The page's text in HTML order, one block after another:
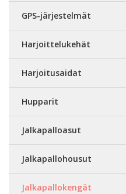
GPS-järjestelmät
Harjoittelukehät
Harjoitusaidat
Hupparit
Jalkapalloasut
Jalkapallohousut
Jalkapallokengät